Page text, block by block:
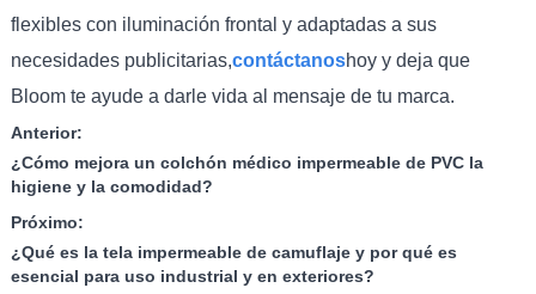
flexibles con iluminación frontal y adaptadas a sus
necesidades publicitarias,contáctanoshoy y deja que
Bloom te ayude a darle vida al mensaje de tu marca.
Anterior:
¿Cómo mejora un colchón médico impermeable de PVC la
higiene y la comodidad?
Próximo:
¿Qué es la tela impermeable de camuflaje y por qué es
esencial para uso industrial y en exteriores?